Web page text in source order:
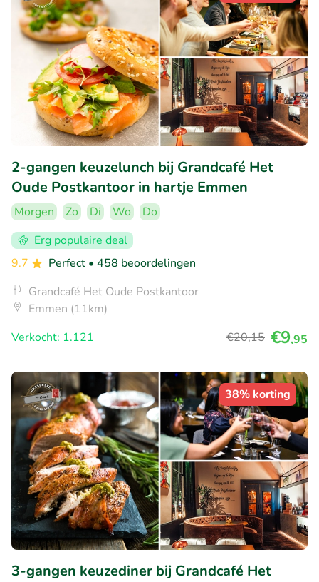
2-gangen keuzelunch bij Grandcafé Het
Oude Postkantoor in hartje Emmen
Morgen Zo Di Wo
Do
Erg populaire deal
9.7
Perfect • 458 beoordelingen
Grandcafé Het Oude Postkantoor
Emmen (11km)
Verkocht: 1.121
€20,15 €9,95
38% korting
3-gangen keuzediner bij Grandcafé Het